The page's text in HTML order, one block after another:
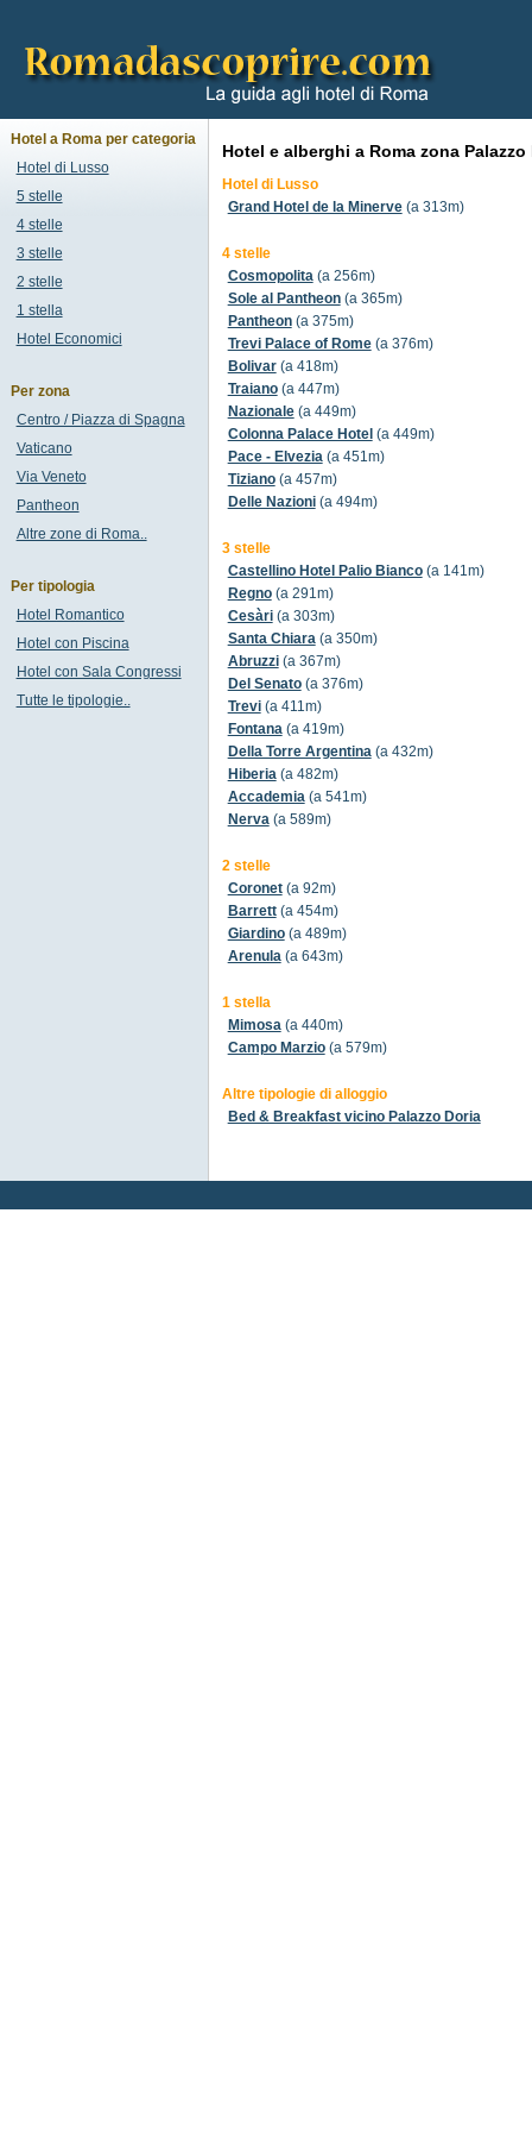
Hotel e alberghi a Roma zona Palazzo
Hotel di Lusso
Grand Hotel de la Minerve(a 313m)
4 stelle
Cosmopolita(a 256m)
Sole al Pantheon(a 365m)
Pantheon(a 375m)
Trevi Palace of Rome(a 376m)
Bolivar(a 418m)
Traiano(a 447m)
Nazionale(a 449m)
Colonna Palace Hotel (a 449m)
Pace - Elvezia(a 451m)
Tiziano(a 457m)
Delle Nazioni(a 494m)
3 stelle
Castellino Hotel Palio Bianco(a 141m)
Regno(a 291m)
Cesàri(a 303m)
Santa Chiara(a 350m)
Abruzzi(a 367m)
Del Senato(a 376m)
Trevi(a 411m)
Fontana(a 419m)
Della Torre Argentina(a 432m)
Hiberia(a 482m)
Accademia(a 541m)
Nerva(a 589m)
2 stelle
Coronet(a 92m)
Barrett(a 454m)
Giardino(a 489m)
Arenula(a 643m)
1 stella
Mimosa(a 440m)
Campo Marzio(a 579m)
Altre tipologie di alloggio
Bed & Breakfast vicino Palazzo Doria
Hotel a Roma per categoria
Hotel di Lusso
5 stelle
4 stelle
3 stelle
2 stelle
1 stella
Hotel Economici
Per zona
Centro / Piazza di Spagna
Vaticano
Via Veneto
Pantheon
Altre zone di Roma..
Per tipologia
Hotel Romantico
Hotel con Piscina
Hotel con Sala Congressi
Tutte le tipologie..